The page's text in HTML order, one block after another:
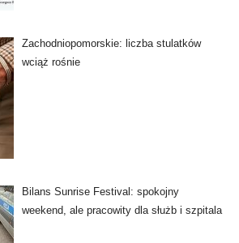
Zachodniopomorskie: liczba stulatków
wciąż rośnie
Bilans Sunrise Festival: spokojny
weekend, ale pracowity dla służb i szpitala